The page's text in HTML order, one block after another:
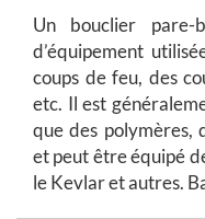
Un bouclier
d’équipement
coups de feu, des
etc. Il est
que des polymères,
et peut être équipé
le Kevlar et autres.